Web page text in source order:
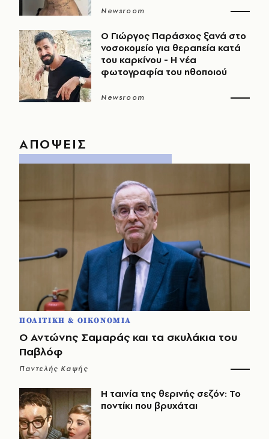
Newsroom
O Γιώργος Παράσχος ξανά στο
νοσοκομείο για θεραπεία κατά
του καρκίνου - Η νέα
φωτογραφία του ηθοποιού
Newsroom
ΑΠΟΨΕΙΣ
ΠΟΛΙΤΙΚΗ & ΟΙΚΟΝΟΜΙΑ
Ο Αντώνης Σαμαράς και τα σκυλάκια του
Παβλόφ
Παντελής Καψής
Η ταινία της θερινής σεζόν: Το
ποντίκι που βρυχάται